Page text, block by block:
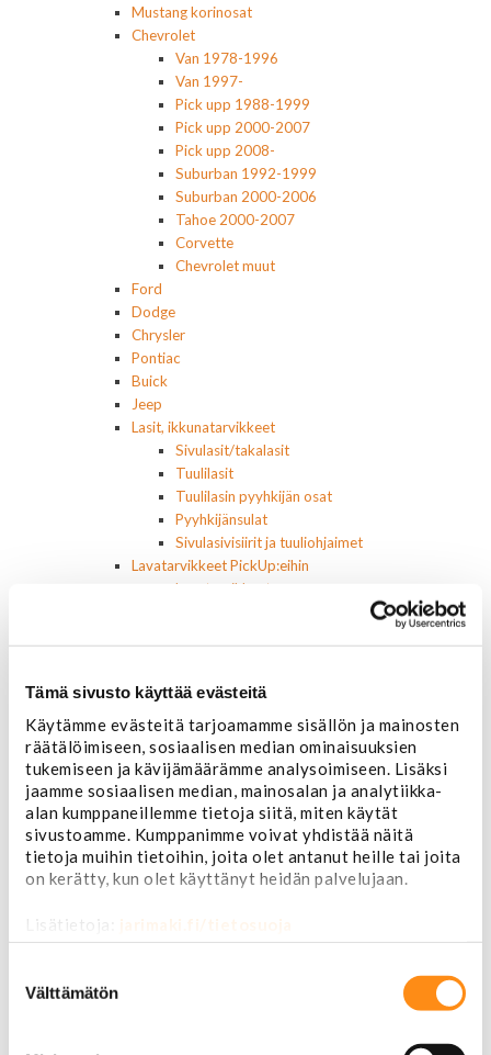
Tämä sivusto käyttää evästeitä
Käytämme evästeitä tarjoamamme sisällön ja mainosten
räätälöimiseen, sosiaalisen median ominaisuuksien
tukemiseen ja kävijämäärämme analysoimiseen. Lisäksi
jaamme sosiaalisen median, mainosalan ja analytiikka-
alan kumppaneillemme tietoja siitä, miten käytät
sivustoamme. Kumppanimme voivat yhdistää näitä
tietoja muihin tietoihin, joita olet antanut heille tai joita
on kerätty, kun olet käyttänyt heidän palvelujaan.
Lisätietoja: jarimaki.fi/tietosuoja
valinta
Välttämätön
Mustang korinosat
Chevrolet
Van 1978-1996
Van 1997-
Pick upp 1988-1999
Pick upp 2000-2007
Pick upp 2008-
Suburban 1992-1999
Suburban 2000-2006
Tahoe 2000-2007
Corvette
Chevrolet muut
Ford
Dodge
Chrysler
Pontiac
Buick
Jeep
Lasit, ikkunatarvikkeet
Sivulasit/takalasit
Tuulilasit
Tuulilasin pyyhkijän osat
Pyyhkijänsulat
Sivulasivisiirit ja tuuliohjaimet
Lavatarvikkeet PickUp:eihin
Lavatarvikkeet
Venttiilinhatut
Renkaat 14"
Renkaat 15"
Renkaat 16"
Renkaat 16,5"
Renkaat 17"
Renkaat 18"
Renkaat 20"
Renkaat 22"